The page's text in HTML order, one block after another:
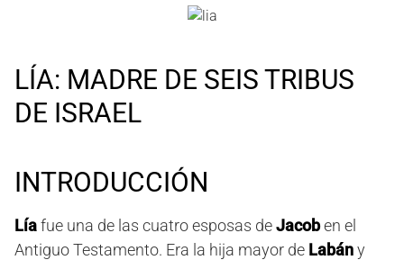
LÍA: MADRE DE SEIS TRIBUS
DE ISRAEL
INTRODUCCIÓN
Líafue una de las cuatro esposas deJacoben el
Antiguo Testamento. Era la hija mayor de Labány